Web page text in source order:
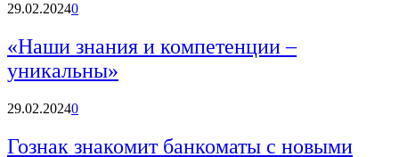
29.02.20240
«Наши знания и компетенции –
уникальны»
29.02.20240
Гознак знакомит банкоматы с новыми